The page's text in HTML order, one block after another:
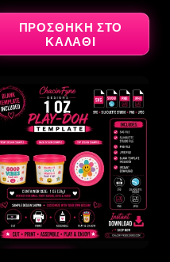
τιμή
ΠΡΟΣΘΉΚΗ ΣΤΟ
ΚΑΛΆΘΙ